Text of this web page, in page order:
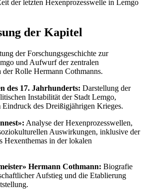
der letzten Hexenprozesswelle in Lemgo
der Kapitel
der Forschungsgeschichte zur
und Aufwurf der zentralen
Rolle Hermann Cothmanns.
des 17. Jahrhunderts: Darstellung der
Instabilität der Stadt Lemgo,
Eindruck des Dreißigjährigen Krieges.
Analyse der Hexenprozesswellen,
Auswirkungen, inklusive der
Hexenthemas in der lokalen
Hermann Cothmann: Biografie
Aufstieg und die Etablierung